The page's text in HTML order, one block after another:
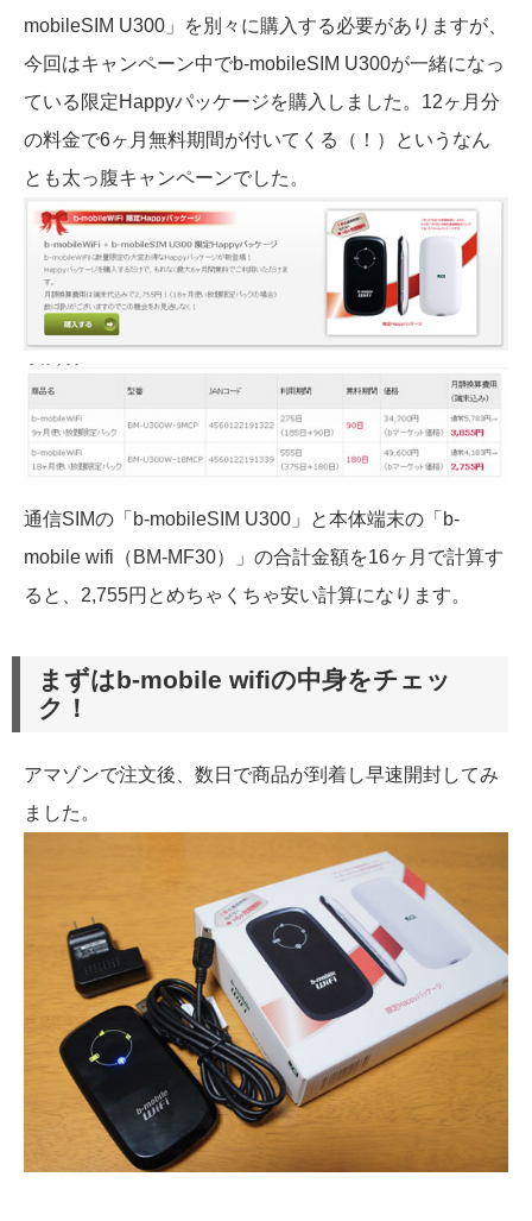
mobileSIM U300」を別々に購入する必要がありますが、
今回はキャンペーン中でb-mobileSIM U300が一緒になっ
ている限定Happyパッケージを購入しました。12ヶ月分
の料金で6ヶ月無料期間が付いてくる（！）というなん
とも太っ腹キャンペーンでした。
通信SIMの「b-mobileSIM U300」と本体端末の「b-
mobile wifi（BM-MF30）」の合計金額を16ヶ月で計算す
ると、2,755円とめちゃくちゃ安い計算になります。
まずはb-mobile wifiの中身をチェッ
ク！
アマゾンで注文後、数日で商品が到着し早速開封してみ
ました。